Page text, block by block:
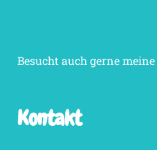
Besucht auch gerne meine
Kontakt